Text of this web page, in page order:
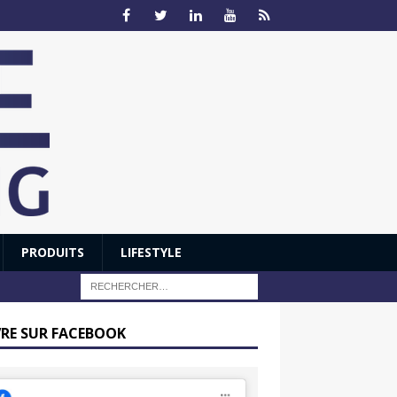
PRODUITS LIFESTYLE
SUR FACEBOOK